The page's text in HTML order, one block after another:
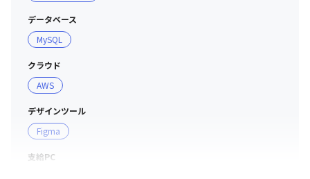
データベース
MySQL
クラウド
AWS
デザインツール
Figma
支給PC